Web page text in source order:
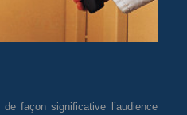
façon significative l’audience